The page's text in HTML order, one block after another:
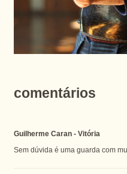
comentários
Guilherme Caran - Vitória
Sem dúvida é uma guarda com